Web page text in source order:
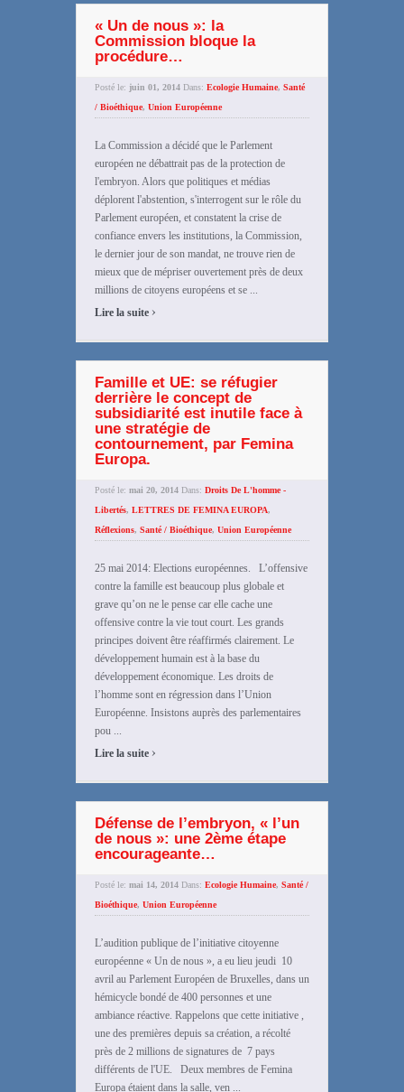
« Un de nous »: la
Commission bloque la
procédure…
Posté le: juin 01, 2014 Dans: Ecologie Humaine, Santé
/ Bioéthique, Union Européenne
La Commission a décidé que le Parlement
européen ne débattrait pas de la protection de
l'embryon. Alors que politiques et médias
déplorent l'abstention, s'interrogent sur le rôle du
Parlement européen, et constatent la crise de
confiance envers les institutions, la Commission,
le dernier jour de son mandat, ne trouve rien de
mieux que de mépriser ouvertement près de deux
millions de citoyens européens et se ...
Lire la suite ›
Famille et UE: se réfugier
derrière le concept de
subsidiarité est inutile face à
une stratégie de
contournement, par Femina
Europa.
Posté le: mai 20, 2014 Dans: Droits De L'homme -
Libertés, LETTRES DE FEMINA EUROPA,
Réflexions, Santé / Bioéthique, Union Européenne
25 mai 2014: Elections européennes. L’offensive
contre la famille est beaucoup plus globale et
grave qu’on ne le pense car elle cache une
offensive contre la vie tout court. Les grands
principes doivent être réaffirmés clairement. Le
développement humain est à la base du
développement économique. Les droits de
l’homme sont en régression dans l’Union
Européenne. Insistons auprès des parlementaires
pou ...
Lire la suite ›
Défense de l’embryon, « l’un
de nous »: une 2ème étape
encourageante…
Posté le: mai 14, 2014 Dans: Ecologie Humaine, Santé /
Bioéthique, Union Européenne
L’audition publique de l’initiative citoyenne
européenne « Un de nous », a eu lieu jeudi 10
avril au Parlement Européen de Bruxelles, dans un
hémicycle bondé de 400 personnes et une
ambiance réactive. Rappelons que cette initiative ,
une des premières depuis sa création, a récolté
près de 2 millions de signatures de 7 pays
différents de l'UE. Deux membres de Femina
Europa étaient dans la salle, ven ...